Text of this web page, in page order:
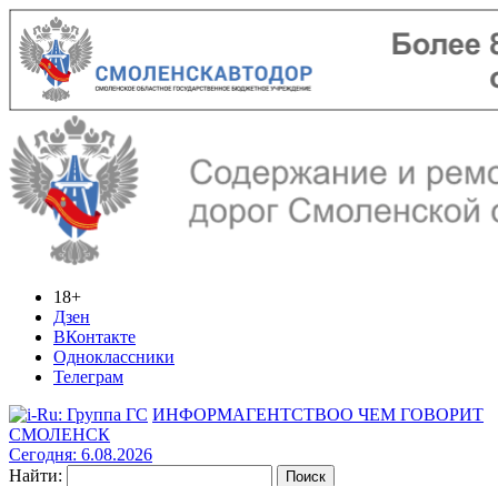
18+
Дзен
ВКонтакте
Одноклассники
Телеграм
ИНФОРМАГЕНТСТВОО ЧЕМ ГОВОРИТ
СМОЛЕНСК
Сегодня: 6.08.2026
Найти: